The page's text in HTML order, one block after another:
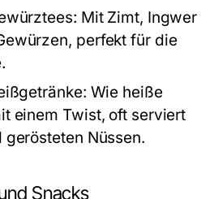
Mit Zimt, Ingwer
perfekt für die
Wie heiße
einem Twist, oft serviert
gerösteten Nüssen.
Snacks